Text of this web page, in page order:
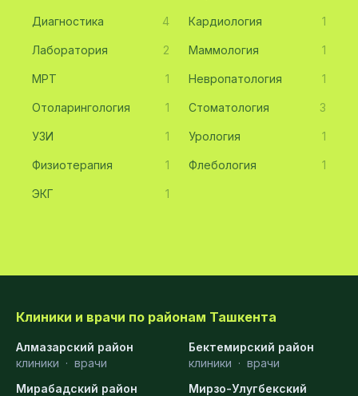
Диагностика 4 Кардиология 1
Лаборатория 2 Маммология 1
МРТ 1 Невропатология 1
Отоларингология 1 Стоматология 3
УЗИ 1 Урология 1
Физиотерапия 1 Флебология 1
ЭКГ 1
Клиники и врачи по районам Ташкента
Алмазарский район
клиники · врачи
Бектемирский район
клиники · врачи
Мирабадский район
Мирзо-Улугбекский